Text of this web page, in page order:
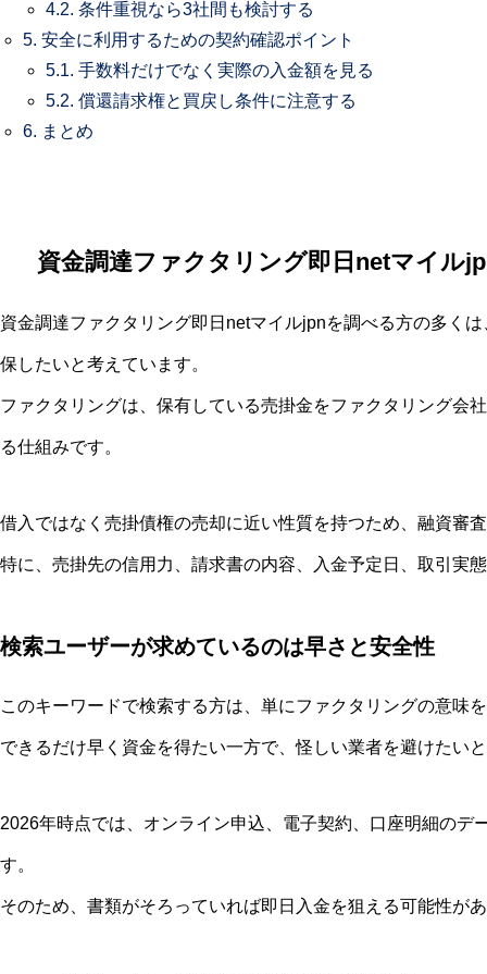
4.2. 条件重視なら3社間も検討する
5. 安全に利用するための契約確認ポイント
5.1. 手数料だけでなく実際の入金額を見る
5.2. 償還請求権と買戻し条件に注意する
6. まとめ
資金調達ファクタリング即日netマイル
資金調達ファクタリング即日netマイルjpnを調べる方の多く
保したいと考えています。
ファクタリングは、保有している売掛金をファクタリング会
る仕組みです。
借入ではなく売掛債権の売却に近い性質を持つため、融資審
特に、売掛先の信用力、請求書の内容、入金予定日、取引実
検索ユーザーが求めているのは早さと安全性
このキーワードで検索する方は、単にファクタリングの意味
できるだけ早く資金を得たい一方で、怪しい業者を避けたい
2026年時点では、オンライン申込、電子契約、口座明細のデ
す。
そのため、書類がそろっていれば即日入金を狙える可能性が